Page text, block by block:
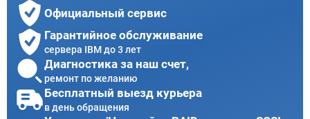
Официальный сервис
Гарантийное обслуживание
сервера IBM до 3 лет
Диагностика за наш счет,
ремонт по желанию
Бесплатный выезд курьера
в день обращения